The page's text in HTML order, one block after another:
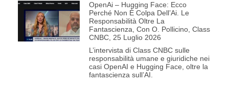
OpenAi – Hugging Face: Ecco
Perché Non È Colpa Dell’Ai. Le
Responsabilità Oltre La
Fantascienza, Con O. Pollicino, Class
CNBC, 25 Luglio 2026
L’intervista di Class CNBC sulle
responsabilità umane e giuridiche nei
casi OpenAI e Hugging Face, oltre la
fantascienza sull’AI.